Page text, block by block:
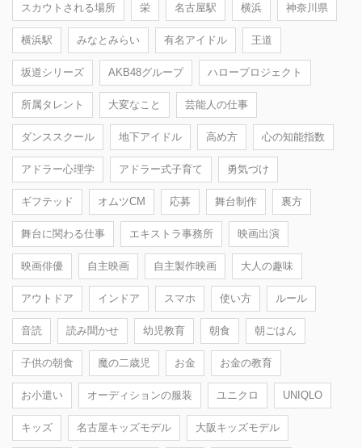
スカウトされる場所 栄 名古屋駅 横浜 神奈川県
横浜駅 みなとみらい 有名アイドル 王道
坂道シリーズ AKB48グループ ハロープロジェクト
所属タレント 大変なこと 芸能人の仕事
ダンススクール 地下アイドル 高め方 心の知能指数
アドラー心理学 アドラー式子育て 勇気づけ
ギフテッド オムツCM 応募 舞台制作 裏方
舞台に関わる仕事 エキストラ事務所 映画出演
映画俳優 自主映画 自主製作映画 大人の趣味
アウトドア インドア スマホ 使い方 ルール
音読 読み聞かせ 幼児教育 朝食 朝ごはん
子供の朝食 魔の二歳児 お金 お金の教育
お小遣い オーディションの服装 ユニクロ UNIQLO
キッズ 名古屋キッズモデル 大阪キッズモデル